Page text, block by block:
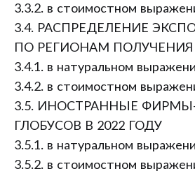
3.3.2. в стоимостном
3.4. РАСПРЕДЕЛЕНИЕ
ПО РЕГИОНАМ ПОЛУЧЕНИЯ
3.4.1. в натуральном
3.4.2. в стоимостном
3.5. ИНОСТРАННЫЕ
ГЛОБУСОВ В 2022 ГОДУ
3.5.1. в натуральном
3.5.2. в стоимостном